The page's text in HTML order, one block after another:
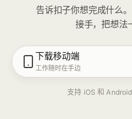
告诉扣子你想完成什么
接手，把想法
下载移动端
工作随时在手边
支持 iOS 和